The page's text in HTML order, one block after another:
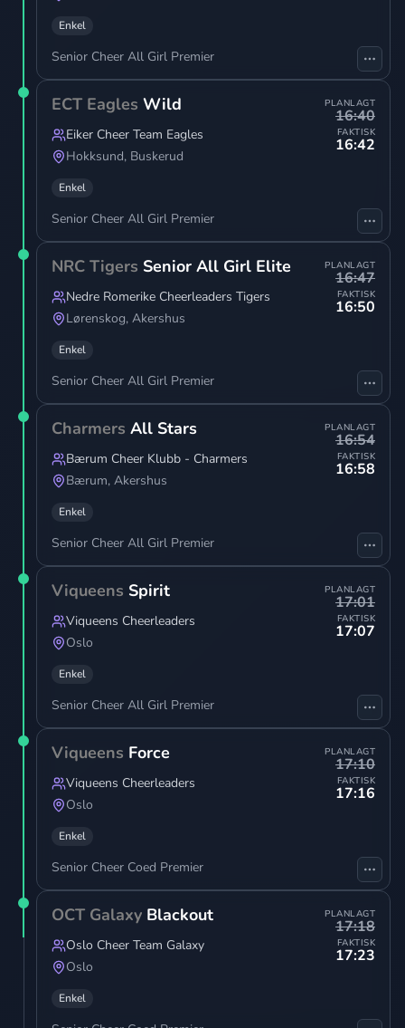
Enkel
Senior Cheer All Girl Premier
PLANLAGT
16:40
FAKTISK
16:42
ECT Eagles Wild
Eiker Cheer Team Eagles
Hokksund, Buskerud
Enkel
Senior Cheer All Girl Premier
PLANLAGT
16:47
FAKTISK
16:50
NRC Tigers Senior All Girl Elite
Nedre Romerike Cheerleaders Tigers
Lørenskog, Akershus
Enkel
Senior Cheer All Girl Premier
PLANLAGT
16:54
FAKTISK
16:58
Charmers All Stars
Bærum Cheer Klubb - Charmers
Bærum, Akershus
Enkel
Senior Cheer All Girl Premier
PLANLAGT
17:01
FAKTISK
17:07
Viqueens Spirit
Viqueens Cheerleaders
Oslo
Enkel
Senior Cheer All Girl Premier
PLANLAGT
17:10
FAKTISK
17:16
Viqueens Force
Viqueens Cheerleaders
Oslo
Enkel
Senior Cheer Coed Premier
PLANLAGT
17:18
FAKTISK
17:23
OCT Galaxy Blackout
Oslo Cheer Team Galaxy
Oslo
Enkel